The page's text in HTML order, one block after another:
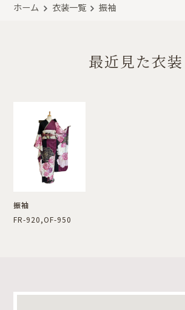
ホーム 衣装一覧 振袖
最近見た衣装
振袖
FR-920,OF-950